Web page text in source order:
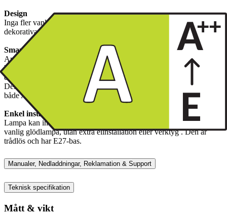
Design
Inga fler vanliga glödlampor. Utrusta ditt hus med denna eleganta,
dekorativa LED-lampa med spiraltråd som avger naturlig vit glöd.
Smart app-kontroll
Använd Deltaco Smart Home-appen för att dämpa ljuset efter
behov. Du har även möjlighet att skapa automatiska åtgärder,
exempelvis tända ljuset när solen går ner (med en eller flera lampor).
Deltaco Smart Home-appen är tillgänglig för gratis nedladdning för
både Android och iOS.
Enkel installation
Lampa kan installeras på samma sätt som om du skulle installera en
vanlig glödlampa, utan extra elinstallation eller verktyg . Den är
trådlös och har E27-bas.
Manualer, Nedladdningar, Reklamation & Support
Teknisk specifikation
Mått & vikt